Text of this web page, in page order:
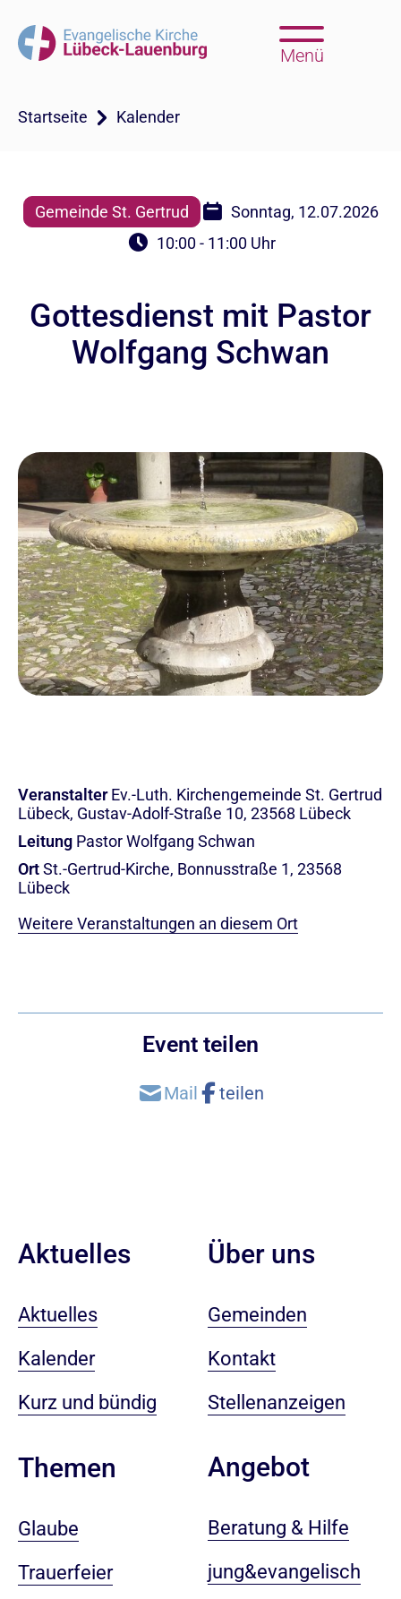
Menü
Startseite Kalender
Gemeinde St. Gertrud
Sonntag, 12.07.2026
10:00 - 11:00 Uhr
Gottesdienst mit Pastor
Wolfgang Schwan
Veranstalter Ev.-Luth. Kirchengemeinde St. Gertrud
Lübeck, Gustav-Adolf-Straße 10, 23568 Lübeck
Leitung Pastor Wolfgang Schwan
OrtSt.-Gertrud-Kirche, Bonnusstraße 1, 23568
Lübeck
Weitere Veranstaltungen an diesem Ort
Event teilen
Aktuelles
Aktuelles
Kalender
Kurz und bündig
Themen
Glaube
Trauerfeier
Über uns
Gemeinden
Kontakt
Stellenanzeigen
Angebot
Beratung & Hilfe
jung&evangelisch